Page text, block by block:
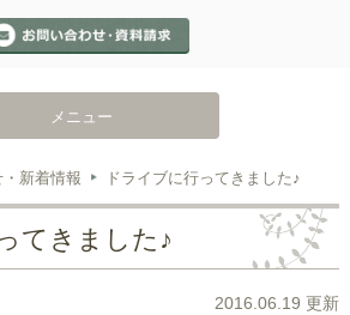
メニュー
新着情報 ドライブに行ってきました♪
てきました♪
2016.06.19 更新